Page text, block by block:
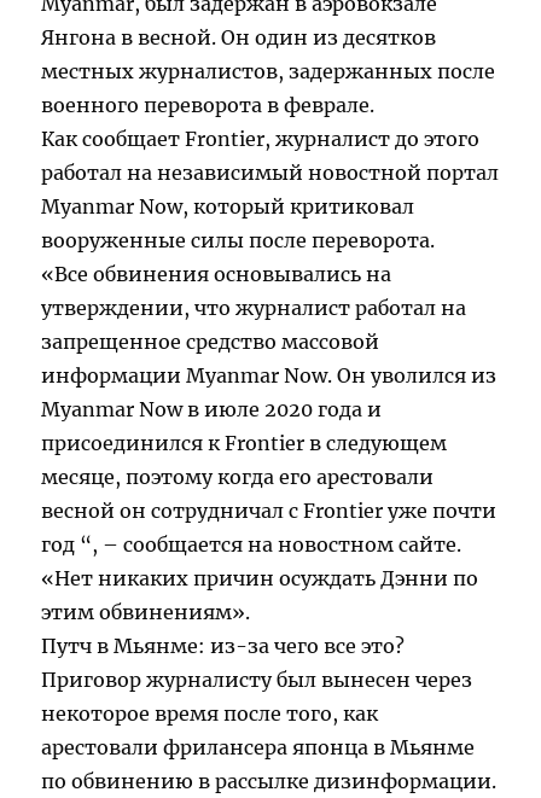
Янгона в весной. Он один из десятков
местных журналистов, задержанных после
военного переворота в феврале.
Как сообщает Frontier, журналист до этого
работал на независимый новостной портал
Myanmar Now, который критиковал
вооруженные силы после переворота.
«Все обвинения основывались на
утверждении, что журналист работал на
запрещенное средство массовой
информации Myanmar Now. Он уволился из
Myanmar Now в июле 2020 года и
присоединился к Frontier в следующем
месяце, поэтому когда его арестовали
весной он сотрудничал с Frontier уже почти
год “, – сообщается на новостном сайте.
«Нет никаких причин осуждать Дэнни по
этим обвинениям».
Путч в Мьянме: из-за чего все это?
Приговор журналисту был вынесен через
некоторое время после того, как
арестовали фрилансера японца в Мьянме
по обвинению в рассылке дизинформации.